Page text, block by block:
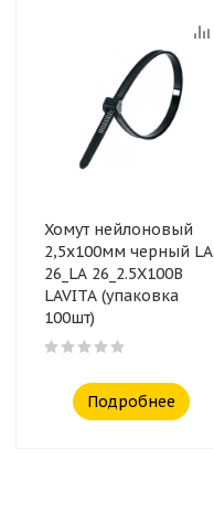
Хомут нейлоновый
2,5x100мм черный LA
26_LA 26_2.5X100B
LAVITA (упаковка
100шт)
Подробнее